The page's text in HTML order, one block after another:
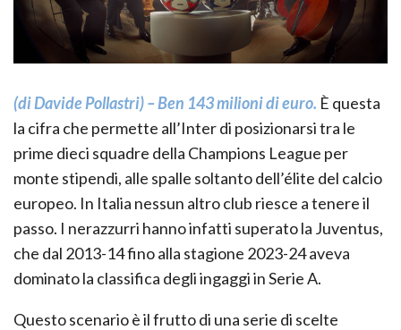
(di Davide Pollastri) –Ben 143 milioni di euro. È questa
la cifra che permette all’Inter di posizionarsi tra le
prime dieci squadre della Champions League per
monte stipendi, alle spalle soltanto dell’élite del calcio
europeo. In Italia nessun altro club riesce a tenere il
passo. I nerazzurri hanno infatti superato la Juventus,
che dal 2013-14 fino alla stagione 2023-24 aveva
dominato la classifica degli ingaggi in Serie A.
Questo scenario è il frutto di una serie di scelte